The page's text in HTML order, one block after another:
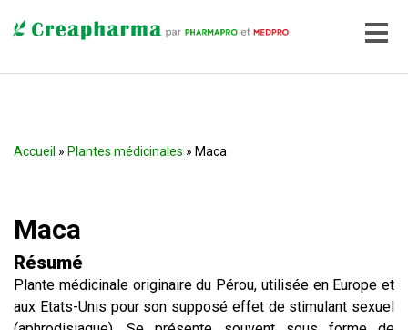
Accueil » Plantes médicinales » Maca
Maca
Résumé
Plante médicinale originaire du Pérou, utilisée en Europe et
aux Etats-Unis pour son supposé effet de stimulant sexuel